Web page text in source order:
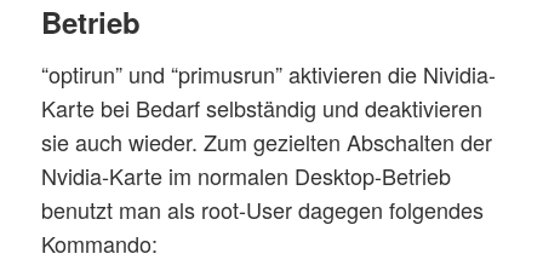
Betrieb
“optirun” und “primusrun” aktivieren die Nividia-
Karte bei Bedarf selbständig und deaktivieren
sie auch wieder. Zum gezielten Abschalten der
Nvidia-Karte im normalen Desktop-Betrieb
benutzt man als root-User dagegen folgendes
Kommando: